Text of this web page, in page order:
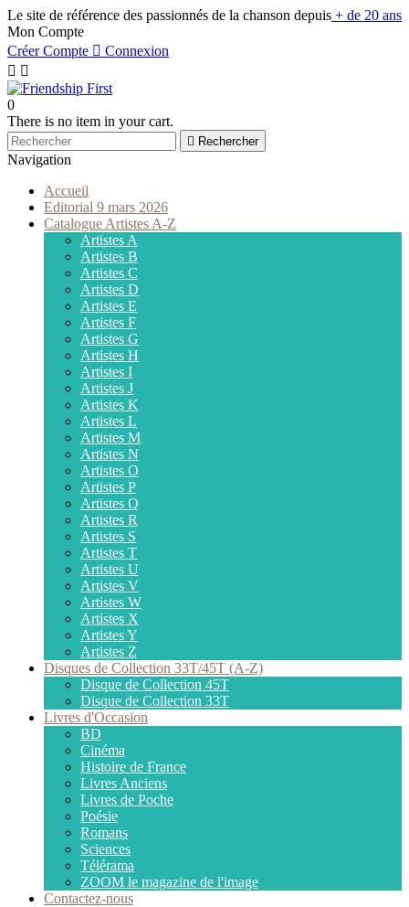
Le site de référence des passionnés de la chanson depuis + de 20 ans
Mon Compte
Créer Compte  Connexion
 
0
There is no item in your cart.
 Rechercher
Navigation
Accueil
Editorial 9 mars 2026
Catalogue Artistes A-Z
Artistes A
Artistes B
Artistes C
Artistes D
Artistes E
Artistes F
Artistes G
Artistes H
Artistes I
Artistes J
Artistes K
Artistes L
Artistes M
Artistes N
Artistes O
Artistes P
Artistes Q
Artistes R
Artistes S
Artistes T
Artistes U
Artistes V
Artistes W
Artistes X
Artistes Y
Artistes Z
Disques de Collection 33T/45T (A-Z)
Disque de Collection 45T
Disque de Collection 33T
Livres d'Occasion
BD
Cinéma
Histoire de France
Livres Anciens
Livres de Poche
Poésie
Romans
Sciences
Télérama
ZOOM le magazine de l'image
Contactez-nous